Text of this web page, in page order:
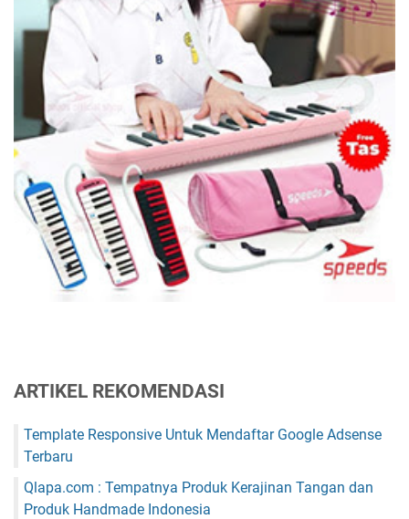
ARTIKEL REKOMENDASI
Template Responsive Untuk Mendaftar Google Adsense
Terbaru
Qlapa.com : Tempatnya Produk Kerajinan Tangan dan
Produk Handmade Indonesia